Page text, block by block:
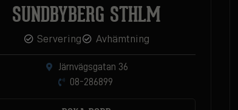
SUNDBYBERG STHLM
Servering Avhämtning
Järnvägsgatan 36
08-286899